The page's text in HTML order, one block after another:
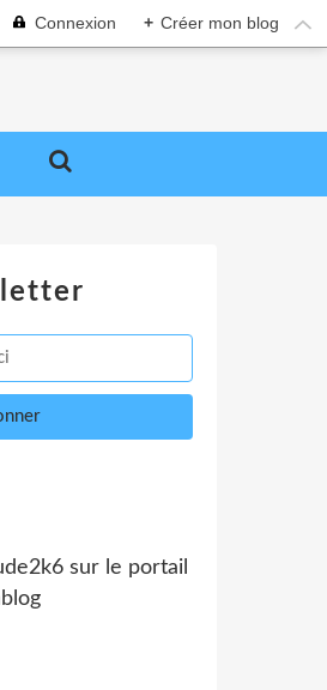
Connexion + Créer mon blog
sur le portail